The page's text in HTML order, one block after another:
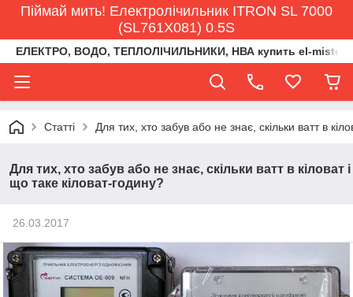
Піймай мить! Електролічильник ITRON SL 7000
(SL761X081) 0.5S
ЕЛЕКТРО, ВОДО, ТЕПЛОЛІЧИЛЬНИКИ, НВА купить el-
Статті Для тих, хто забув або не знає, скільки ватт в
Для тих, хто забув або не знає, скільки ватт в кіловат і
що таке кіловат-годину?
26.03.2017